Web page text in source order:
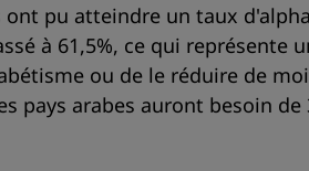
ont pu atteindre un taux
à 61,5%, ce qui
ou de le réduire de
pays arabes auront besoin